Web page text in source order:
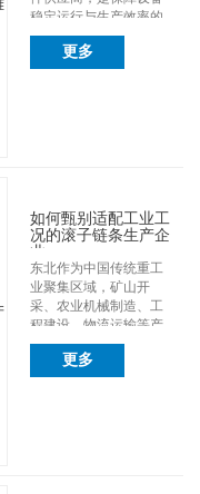
稳定运行与生产效率的
关键。随着202...
更多
如何甄别适配工业工
况的滚子链条生产企
业
东北作为中国传统重工
业聚集区域，矿山开
采、农业机械制造、工
程建设、物流运输等产
业发展成熟，对各类...
更多